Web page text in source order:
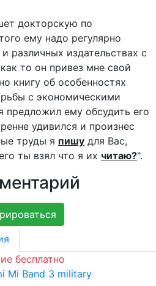
докторскую по
ему надо регулярно
различных издательствах с
то он привез мне свой
книгу об особенностях
с экономическими
предложил ему обсудить его
удивился и произнес
труды я пишу для Вас,
ты взял что я их читаю?".
бесплатно
Mi Band 3 military